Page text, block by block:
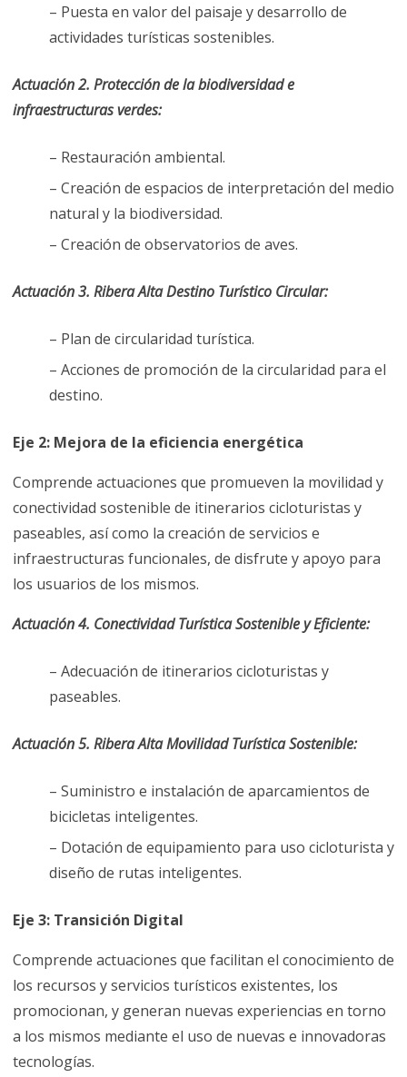
– Puesta en valor del paisaje y desarrollo de
actividades turísticas sostenibles.
Actuación 2. Protección de la biodiversidad e
infraestructuras verdes:
– Restauración ambiental.
– Creación de espacios de interpretación del medio
natural y la biodiversidad.
– Creación de observatorios de aves.
Actuación 3. Ribera Alta Destino Turístico Circular:
– Plan de circularidad turística.
– Acciones de promoción de la circularidad para el
destino.
Eje 2: Mejora de la eficiencia energética
Comprende actuaciones que promueven la movilidad y
conectividad sostenible de itinerarios cicloturistas y
paseables, así como la creación de servicios e
infraestructuras funcionales, de disfrute y apoyo para
los usuarios de los mismos.
Actuación 4. Conectividad Turística Sostenible y Eficiente:
– Adecuación de itinerarios cicloturistas y
paseables.
Actuación 5. Ribera Alta Movilidad Turística Sostenible:
– Suministro e instalación de aparcamientos de
bicicletas inteligentes.
– Dotación de equipamiento para uso cicloturista y
diseño de rutas inteligentes.
Eje 3: Transición Digital
Comprende actuaciones que facilitan el conocimiento de
los recursos y servicios turísticos existentes, los
promocionan, y generan nuevas experiencias en torno
a los mismos mediante el uso de nuevas e innovadoras
tecnologías.